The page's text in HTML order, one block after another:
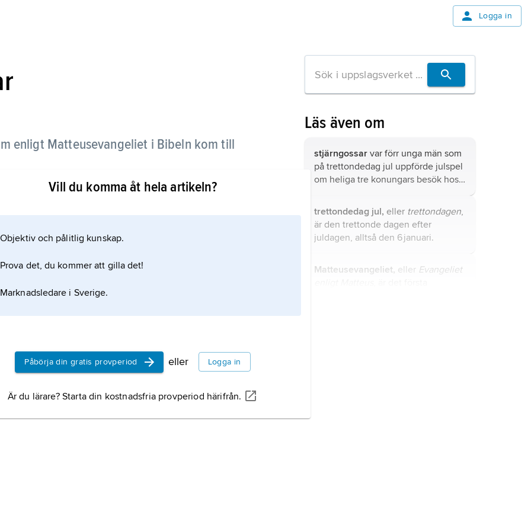
Logga in
enligt Matteusevangeliet i Bibeln kom till
Men det står inte hur många de var eller
de ansåg var ett tecken på att en kung hade
rökelse och myrra. Rökelse
Vill du komma åt hela artikeln?
Objektiv och pålitlig kunskap.
Prova det, du kommer att gilla det!
Marknadsledare i Sverige.
Påbörja din gratis provperiod eller Logga in
Är du lärare? Starta din kostnadsfria provperiod härifrån.
Läs även om
stjärngossar var förr unga män som
på trettondedag jul uppförde julspel
om heliga tre konungars besök hos
trettondedag jul, eller trettondagen,
är den trettonde dagen efter
juldagen, alltså den 6 januari.
Matteusevangeliet, eller Evangeliet